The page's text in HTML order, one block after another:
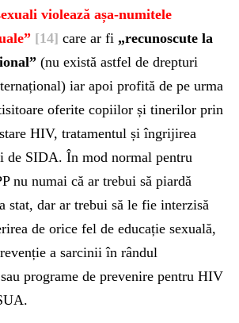
violează așa-numitele
[14] care ar fi „recunoscute la
(nu există astfel de drepturi
iar apoi profită de pe urma
oferite copiilor și tinerilor prin
HIV, tratamentul și îngrijirea
de SIDA. În mod normal pentru
nu numai că ar trebui să piardă
stat, dar ar trebui să le fie interzisă
de orice fel de educație sexuală,
a sarcinii în rândul
programe de prevenire pentru HIV